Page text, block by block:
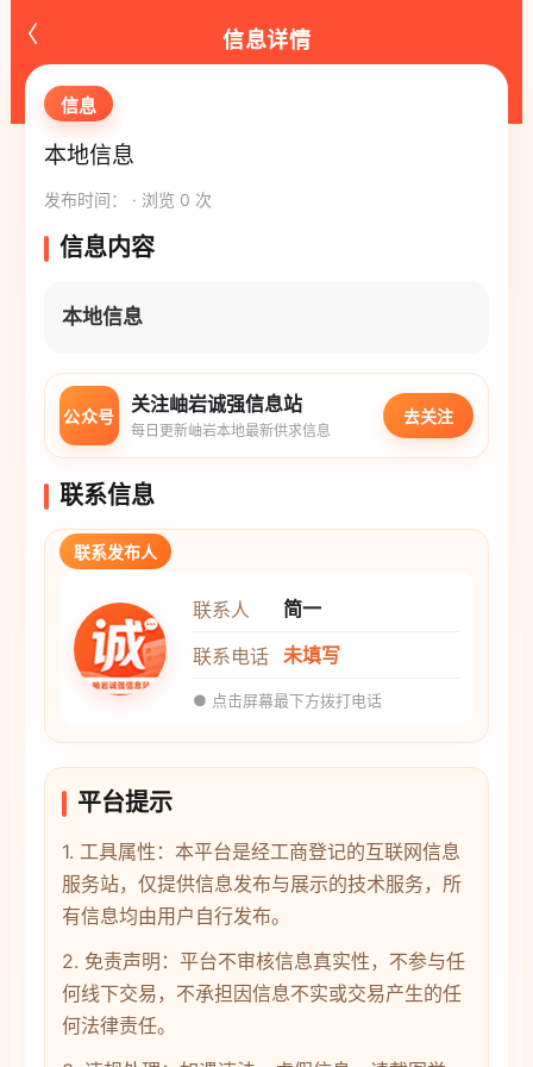
‹ 信息详情
信息
本地信息
发布时间： · 浏览 0 次
信息内容
本地信息
公众号
关注岫岩诚强信息站
每日更新岫岩本地最新供求信息
去关注
联系信息
联系发布人
联系人
简一
联系电话 未填写
● 点击屏幕最下方拨打电话
平台提示
1. 工具属性：本平台是经工商登记的互联网信息
服务站，仅提供信息发布与展示的技术服务，所
有信息均由用户自行发布。
2. 免责声明：平台不审核信息真实性，不参与任
何线下交易，不承担因信息不实或交易产生的任
何法律责任。